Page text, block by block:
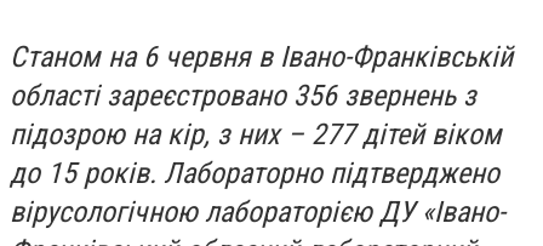
Станом на 6 червня в Івано-Франківській
області зареєстровано 356 звернень з
підозрою на кір, з них – 277 дітей віком
до 15 років. Лабораторно підтверджено
вірусологічною лабораторією ДУ «Івано-